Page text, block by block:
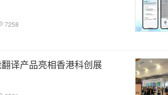
7258
译产品亮相香港科创展